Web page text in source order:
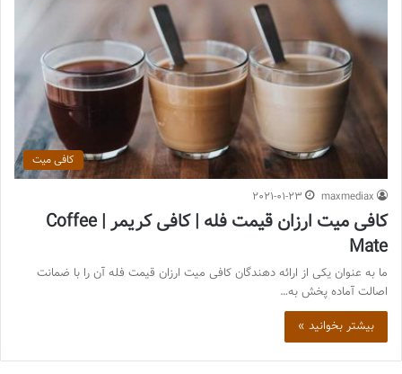
کافی میت
maxmediax
2021-01-23
کافی میت ارزان قیمت فله | کافی کریمر | Coffee
Mate
ما به عنوان یکی از ارائه دهندگان کافی میت ارزان قیمت فله آن را با ضمانت
اصالت آماده پخش به…
بیشتر بخوانید »